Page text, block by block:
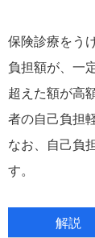
保険診療をう
負担額が、一
超えた額が高
者の自己負担
なお、自己負
す。
解説